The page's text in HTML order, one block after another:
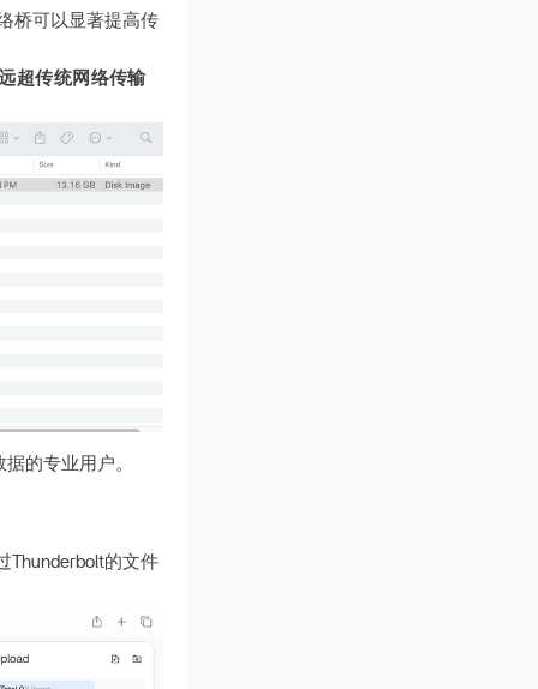
桥可以显著提高传
超传统网络传输
的专业用户。
Thunderbolt的文件